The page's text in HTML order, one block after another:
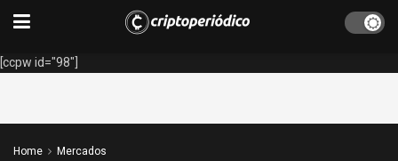
[ccpw id="98"]
Home Mercados